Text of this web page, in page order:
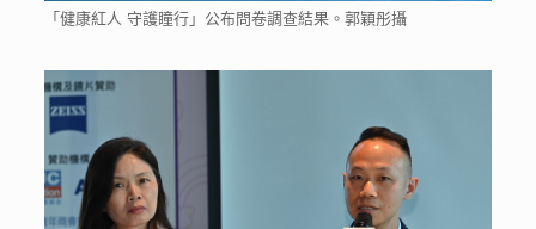
「健康紅人 守護瞳行」公布問卷調查結果。郭穎彤攝